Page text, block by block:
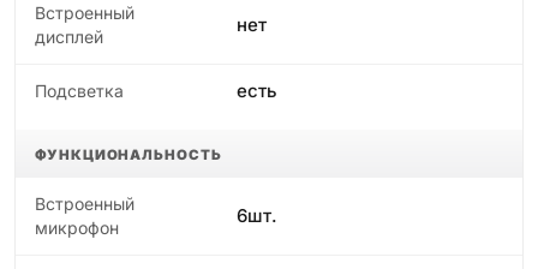
Встроенный
дисплей
нет
Подсветка есть
ФУНКЦИОНАЛЬНОСТЬ
Встроенный
микрофон
6шт.